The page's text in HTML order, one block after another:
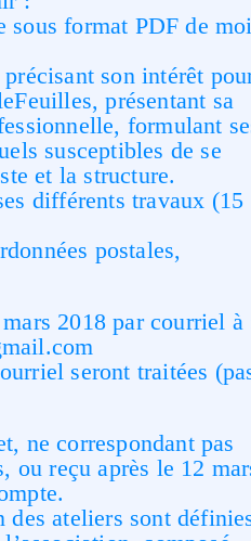
sous format PDF de
son intérêt
présentant sa
formulant
susceptibles de se
et la structure.
différents travaux (15
postales,
2018 par courriel à
seront traitées
ne correspondant pas
ou reçu après le 12
des ateliers sont